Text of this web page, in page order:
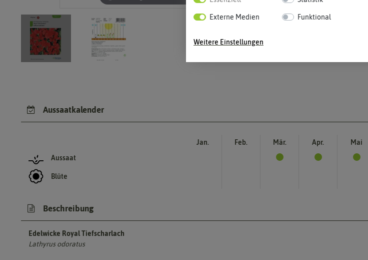
Aussaatkalender
Aussaat
Blüte
Jan. Feb. Mär. Apr. Mai
Beschreibung
Edelwicke Royal Tiefscharlach
Lathyrus odoratus
Externe Medien Funktional
Weitere Einstellungen